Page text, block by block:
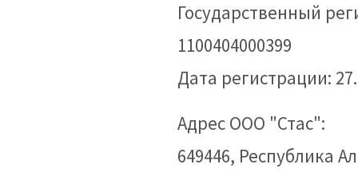
Государственный
1100404000399
Дата регистрации:
Адрес ООО "Стас":
649446, Республика